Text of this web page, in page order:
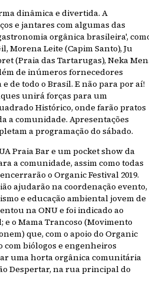
dinâmica e divertida. A
e jantares com algumas das
orgânica brasileira',
Morena Leite (Capim Santo), Ju
(Praia das Tartarugas), Neka
de inúmeros fornecedores
de todo o Brasil. E não para por aí!
unirá forças para um
Histórico, onde farão pratos
a comunidade. Apresentações
a programação do sábado.
Praia Bar e um pocket show da
a comunidade, assim como todas
o Organic Festival 2019.
ajudarão na coordenação evento,
e educação ambiental jovem de
na ONU e foi indicado ao
e o Mama Trancoso (Movimento
que, com o apoio do Organic
biólogos e engenheiros
uma horta orgânica comunitária
Despertar, na rua principal do